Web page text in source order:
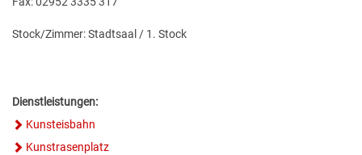
Stock/Zimmer: Stadtsaal / 1. Stock
Dienstleistungen:
Kunsteisbahn
Kunstrasenplatz